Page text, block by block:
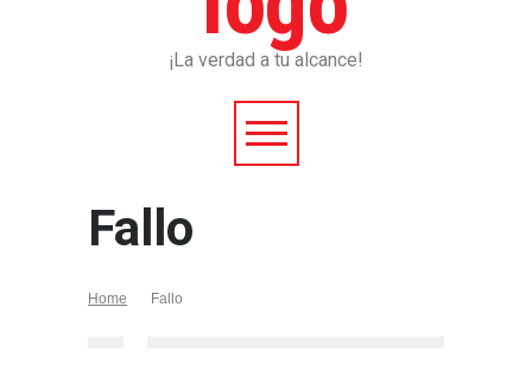
¡La verdad a tu alcance!
Fallo
Home Fallo